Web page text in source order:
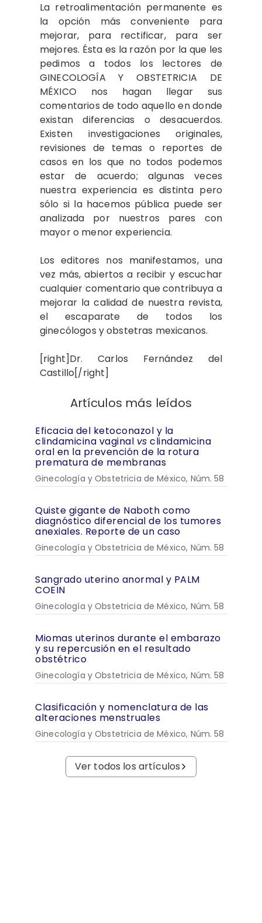
La retroalimentación permanente es
la opción más conveniente para
mejorar, para rectificar, para ser
mejores. Ésta es la razón por la que les
pedimos a todos los lectores de
GINECOLOGÍA Y OBSTETRICIA DE
MÉXICO nos hagan llegar sus
comentarios de todo aquello en donde
existan diferencias o desacuerdos.
Existen investigaciones originales,
revisiones de temas o reportes de
casos en los que no todos podemos
estar de acuerdo; algunas veces
nuestra experiencia es distinta pero
sólo si la hacemos pública puede ser
analizada por nuestros pares con
mayor o menor experiencia.
Los editores nos manifestamos, una
vez más, abiertos a recibir y escuchar
cualquier comentario que contribuya a
mejorar la calidad de nuestra revista,
el escaparate de todos los
ginecólogos y obstetras mexicanos.
[right]Dr. Carlos Fernández del
Castillo[/right]
Artículos más leídos
Eficacia del ketoconazol y la
clindamicina vaginal vs clindamicina
oral en la prevención de la rotura
prematura de membranas
Ginecología y Obstetricia de México, Núm. 58
Quiste gigante de Naboth como
diagnóstico diferencial de los tumores
anexiales. Reporte de un caso
Ginecología y Obstetricia de México, Núm. 58
Sangrado uterino anormal y PALM
COEIN
Ginecología y Obstetricia de México, Núm. 58
Miomas uterinos durante el embarazo
y su repercusión en el resultado
obstétrico
Ginecología y Obstetricia de México, Núm. 58
Clasificación y nomenclatura de las
alteraciones menstruales
Ginecología y Obstetricia de México, Núm. 58
Ver todos los artículos